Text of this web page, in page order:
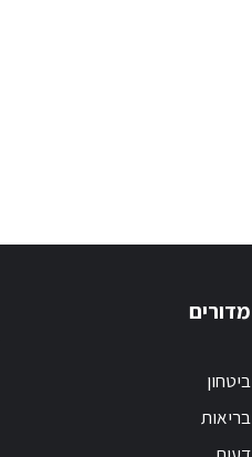
מדורים
ביטחון
בריאות